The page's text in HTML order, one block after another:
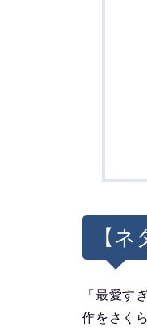
【
「最愛す
作をさく